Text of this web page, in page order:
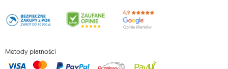
Metody płatności